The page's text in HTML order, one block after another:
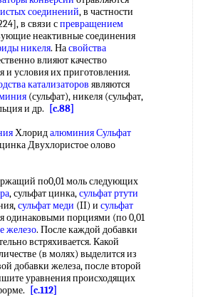
соединений, в частности
в связи спревращением
неактивные соединения
никеля. Насвойства
влияют качество
и условия их приготовления.
катализаторов являются
(сульфат), никеля (сульфат,
и др.
[c.88]
Хлоридалюминия Сульфат
цинка Двухлористое олово
по0,01 моль следующих
, сульфат цинка,сульфат ртути
сульфат меди (II) и сульфат
одинаковыми порциями (по 0,01
железо. После каждой добавки
встряхивается. Какой
(в молях) выделится из
добавки железа, после второй
уравнения происходящих
[c.112]